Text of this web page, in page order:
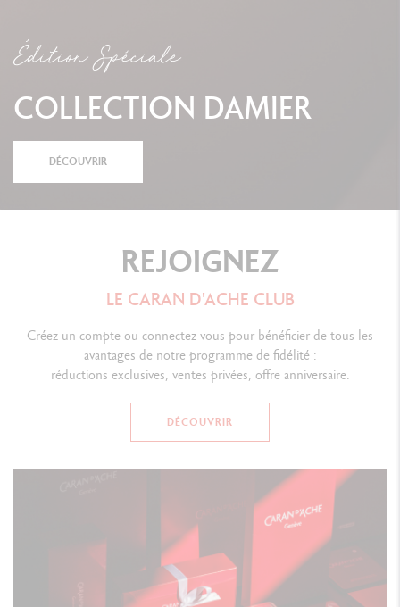
Édition Spéciale
COLLECTION DAMIER
DÉCOUVRIR
REJOIGNEZ
LE CARAN D'ACHE CLUB
Créez un compte ou connectez-vous pour bénéficier de tous les
avantages de notre programme de fidélité :
réductions exclusives, ventes privées, offre anniversaire.
DÉCOUVRIR